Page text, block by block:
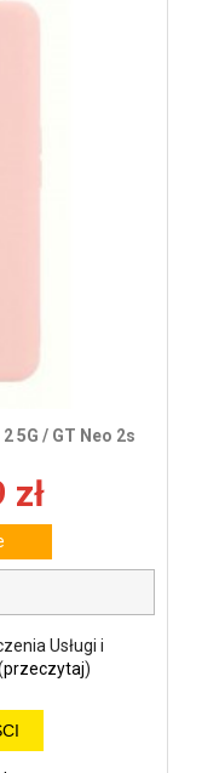
5G / GT Neo 2s
zł
Usługi i
przeczytaj)